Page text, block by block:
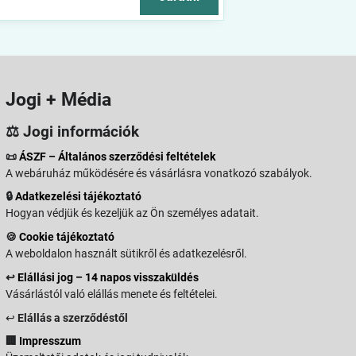
Jogi + Média
⚖️ Jogi információk
📜ÁSZF – Általános szerződési feltételek
A webáruház működésére és vásárlásra vonatkozó szabályok.
🔒Adatkezelési tájékoztató
Hogyan védjük és kezeljük az Ön személyes adatait.
🍪Cookie tájékoztató
A weboldalon használt sütikről és adatkezelésről.
↩️Elállási jog – 14 napos visszaküldés
Vásárlástól való elállás menete és feltételei.
↩️ Elállás a szerződéstől
🏢 Impresszum